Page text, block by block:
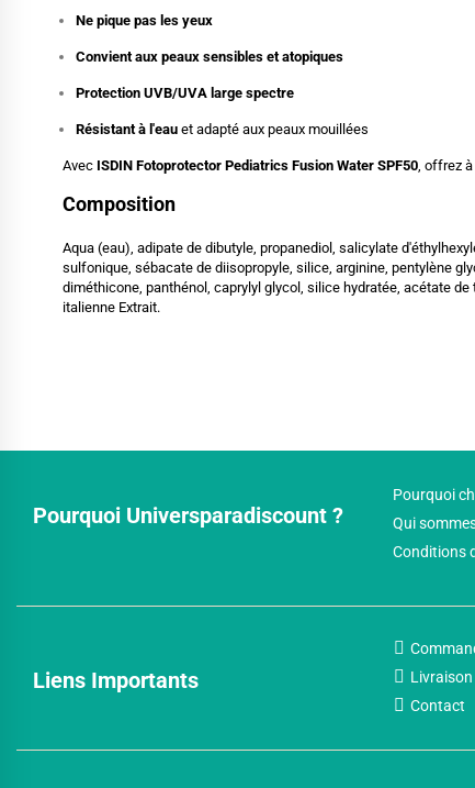
Ne pique pas les yeux
Convient aux peaux sensibles et atopiques
Protection UVB/UVA large spectre
Résistant à l'eau et adapté aux peaux mouillées
Avec ISDIN Fotoprotector Pediatrics Fusion Water SPF50, offrez
Composition
Aqua (eau), adipate de dibutyle, propanediol, salicylate
sulfonique, sébacate de diisopropyle, silice, arginine, pentylène
diméthicone, panthénol, caprylyl glycol, silice hydratée, acétate
italienne Extrait.
Pourquoi Universparadiscount ?
Pourquoi
Qui
Conditions
Liens Importants
Livraison
Contact